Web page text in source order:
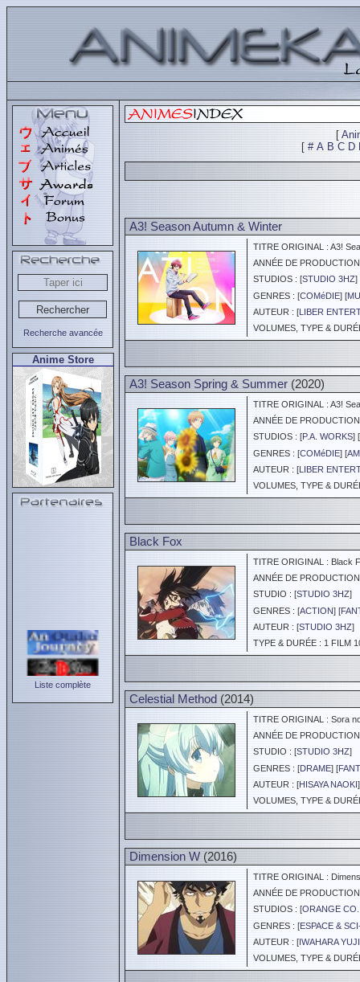
Recherche avancée
Anime Store
Liste complète
[
[ # A B C D
A3! Season Autumn & Winter
TITRE ORIGINAL : A3!
ANNÉE DE
STUDIOS : [STUDIO 3HZ]
GENRES : [COMéDIE] [
AUTEUR : [LIBER
VOLUMES, TYPE &
A3! Season Spring & Summer (2020)
TITRE ORIGINAL : A3!
ANNÉE DE
STUDIOS : [P.A. WORKS] [
GENRES : [COMéDIE] [
AUTEUR : [LIBER
VOLUMES, TYPE &
Black Fox
TITRE ORIGINAL : Black
ANNÉE DE
STUDIO : [STUDIO 3HZ]
GENRES : [ACTION] [
AUTEUR : [STUDIO 3HZ]
TYPE & DURÉE : 1 FILM
Celestial Method (2014)
TITRE ORIGINAL : Sora
ANNÉE DE
STUDIO : [STUDIO 3HZ]
GENRES : [DRAME] [
AUTEUR : [HISAYA NAOKI]
VOLUMES, TYPE &
Dimension W (2016)
TITRE ORIGINAL :
ANNÉE DE
STUDIOS : [ORANGE
GENRES : [ESPACE &
AUTEUR : [IWAHARA YUJI
VOLUMES, TYPE &